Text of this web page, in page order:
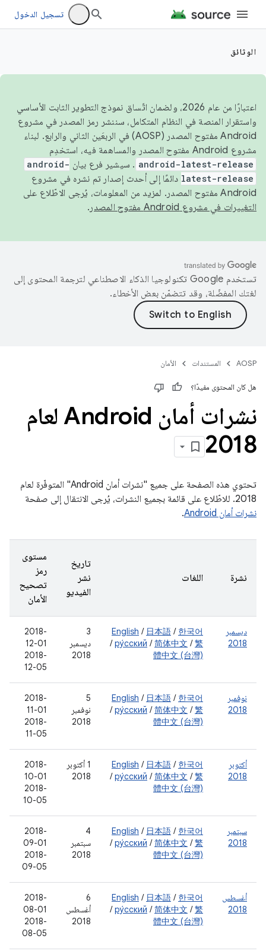
تسجيل الدخول
الوثائق
اعتبارًا من عام 2026، ولضمان اتّساق نموذج التطوير الثابت الأساسي
واستقرار المنصة في النظام المتكامل، سننشر رمز المصدر في مشروع
Android مفتوح المصدر (AOSP) في الربعَين الثاني والرابع. لبناء
مشروع Android مفتوح المصدر والمساهمة فيه، استخدِم
android-latest-release . سيشير فرع بيان android-
latest-release دائمًا إلى أحدث إصدار تم نشره في مشروع
Android مفتوح المصدر. لمزيد من المعلومات، يُرجى الاطّلاع على
التغييرات في مشروع Android مفتوح المصدر
.
تستخدم Google تكنولوجيا الذكاء الاصطناعي لترجمة المحتوى إلى
لغتك المفضّلة، وقد تتضمّن بعض الأخطاء.
AOSP المستندات الأمان
هل كان المحتوى مفيدًا؟
نشرات أمان Android لعام
2018
تحتوي هذه الصفحة على جميع "نشرات أمان Android" المتوفّرة لعام
2018. للاطّلاع على قائمة بجميع النشرات، يُرجى الانتقال إلى صفحة
نشرات أمان Android
.
نشرة اللغات
تاريخ
نشر
الفيديو
مستوى
رمز
تصحيح
الأمان
ديسمبر
2018
English / 日本語 / 한국어
/ру́сский /简体中文 /繁
體中文 (台灣)
‫3
ديسمبر
2018
‫2018-
12-01
‫2018-
12-05
نوفمبر
2018
English / 日本語 / 한국어
/ру́сский /简体中文 /繁
體中文 (台灣)
‫5
نوفمبر
2018
‫2018-
11-01
‫2018-
11-05
أكتوبر
2018
English / 日本語 / 한국어
/ру́сский /简体中文 /繁
體中文 (台灣)
‫1 أكتوبر
2018
‫2018-
10-01
‫2018-
10-05
سبتمبر
2018
English / 日本語 / 한국어
/ру́сский /简体中文 /繁
體中文 (台灣)
‫4
سبتمبر
2018
‫2018-
09-01
‫2018-
09-05
أغسطس
2018
English / 日本語 / 한국어
/ру́сский /简体中文 /繁
體中文 (台灣)
‫6
أغسطس
2018
‫2018-
08-01
‫2018-
08-05